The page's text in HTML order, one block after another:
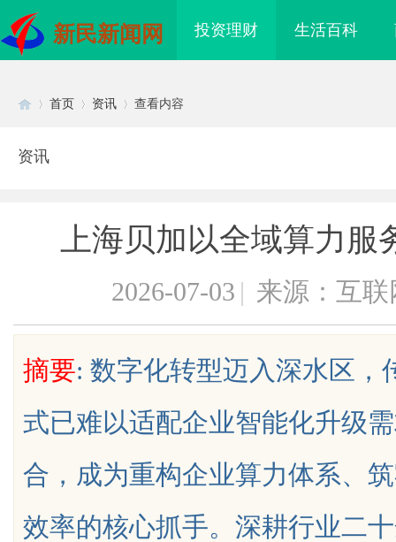
新民新闻网 投资理财 生活百科
uz
首页 资讯 查看内容
资讯
上海贝加以全域算力
2026-07-03 | 来源：互联
摘要: 数字化转型迈入深水区，
式已难以适配企业智能化升级
合，成为重构企业算力体系、
效率的核心抓手。深耕行业二
花钱，ai却天天给他免费派单？